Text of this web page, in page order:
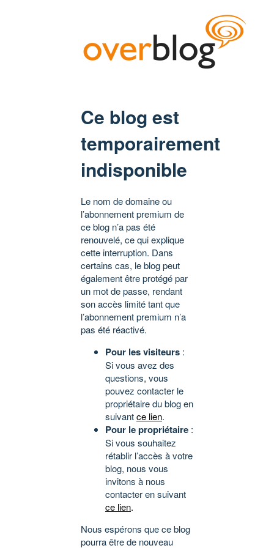
Ce blog est
temporairement
indisponible
Le nom de domaine ou
l’abonnement premium de
ce blog n’a pas été
renouvelé, ce qui explique
cette interruption. Dans
certains cas, le blog peut
également être protégé par
un mot de passe, rendant
son accès limité tant que
l’abonnement premium n’a
pas été réactivé.
Pour les visiteurs :
Si vous avez des
questions, vous
pouvez contacter le
propriétaire du blog en
suivantce lien.
Pour le propriétaire :
Si vous souhaitez
rétablir l’accès à votre
blog, nous vous
invitons à nous
contacter en suivant
ce lien.
Nous espérons que ce blog
pourra être de nouveau